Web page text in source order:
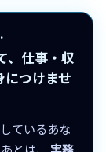
、仕事・収
つけませ
ているあな